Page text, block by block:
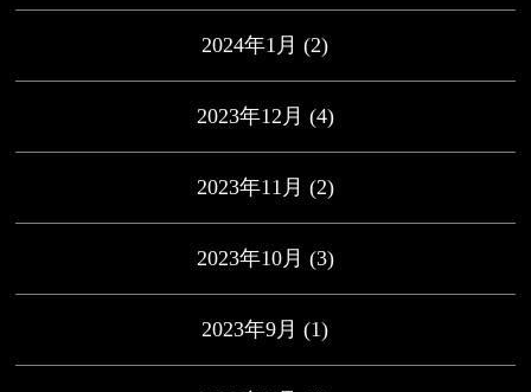
2024年1月 (2)
2023年12月 (4)
2023年11月 (2)
2023年10月 (3)
2023年9月 (1)